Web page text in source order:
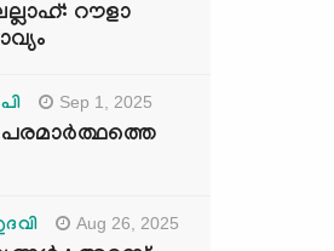
റൗളാ
Sep 1, 2025
പരമാർത്ഥത്തെ
Aug 26, 2025